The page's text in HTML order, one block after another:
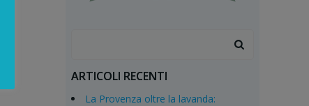
ARTICOLI RECENTI
La Provenza oltre la lavanda: